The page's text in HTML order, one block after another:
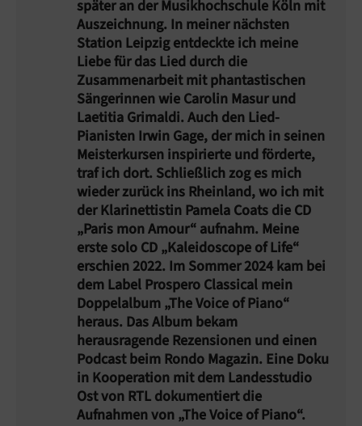
später an der Musikhochschule Köln mit
Auszeichnung. In meiner nächsten
Station Leipzig entdeckte ich meine
Liebe für das Lied durch die
Zusammenarbeit mit phantastischen
Sängerinnen wie Carolin Masur und
Laetitia Grimaldi. Auch den Lied-
Pianisten Irwin Gage, der mich in seinen
Meisterkursen inspirierte und förderte,
traf ich dort. Schließlich zog es mich
wieder zurück ins Rheinland, wo ich mit
der Klarinettistin Pamela Coats die CD
„Paris mon Amour“ aufnahm. Meine
erste solo CD „Kaleidoscope of Life“
erschien 2022. Im Sommer 2024 kam bei
dem Label Prospero Classical mein
Doppelalbum „The Voice of Piano“
heraus. Das Album bekam
herausragende Rezensionen und einen
Podcast beim Rondo Magazin. Eine Doku
in Kooperation mit dem Landesstudio
Ost von RTL dokumentiert die
Aufnahmen von „The Voice of Piano“.